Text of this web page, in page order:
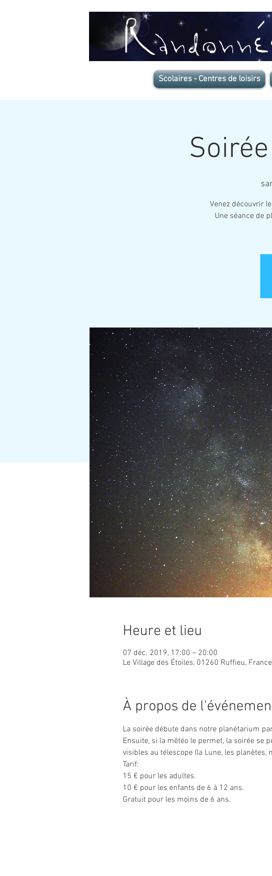
Scolaires - Centres de loisirs
Venez découvrir
Une séance de
Heure et lieu
07 déc. 2019, 17:00 – 20:00
Le Village des Étoiles, 01260 Ruffieu, France
À propos de
La soirée débute dans notre planétarium
Ensuite, si la météo le permet, la soirée se
visibles au télescope (la Lune, les planètes,
Tarif:
15 € pour les adultes.
10 € pour les enfants de 6 à 12 ans.
Gratuit pour les moins de 6 ans.